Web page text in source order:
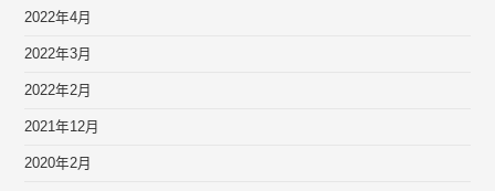
2022年4月
2022年3月
2022年2月
2021年12月
2020年2月